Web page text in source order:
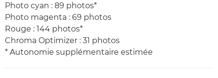
Photo cyan : 89 photos*
Photo magenta : 69 photos
Rouge : 144 photos*
Chroma Optimizer : 31 photos
* Autonomie supplémentaire estimée